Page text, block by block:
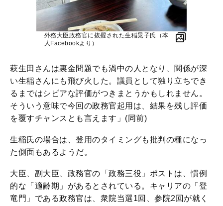
外務大臣政務官に抜擢された生稲晃子氏（本
人Facebookより）
萩生田さんは裏金問題でも渦中の人となり、関係が深
い生稲さんにも飛び火した。議員として独り立ちでき
るまではシビアな評価がつきまとうかもしれません。
そういう意味で今回の政務官起用は、結果を残し評価
を覆すチャンスとも言えます」(同前)
生稲氏の場合は、登用のタイミングも批判の種になっ
た側面もあるようだ。
大臣、副大臣、政務官の「政務三役」ポストは、慣例
的な「適齢期」があるとされている。キャリアの「登
竜門」である政務官は、衆院当選1回、参院2回が就く